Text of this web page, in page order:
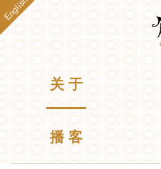
跳
转
到
主
要
内
容
Westheavens
English
主菜单 关 于
播 客